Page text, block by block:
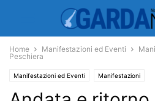
Home Manifestazioni ed Eventi
Peschiera
Manifestazioni ed Eventi Manifestazioni